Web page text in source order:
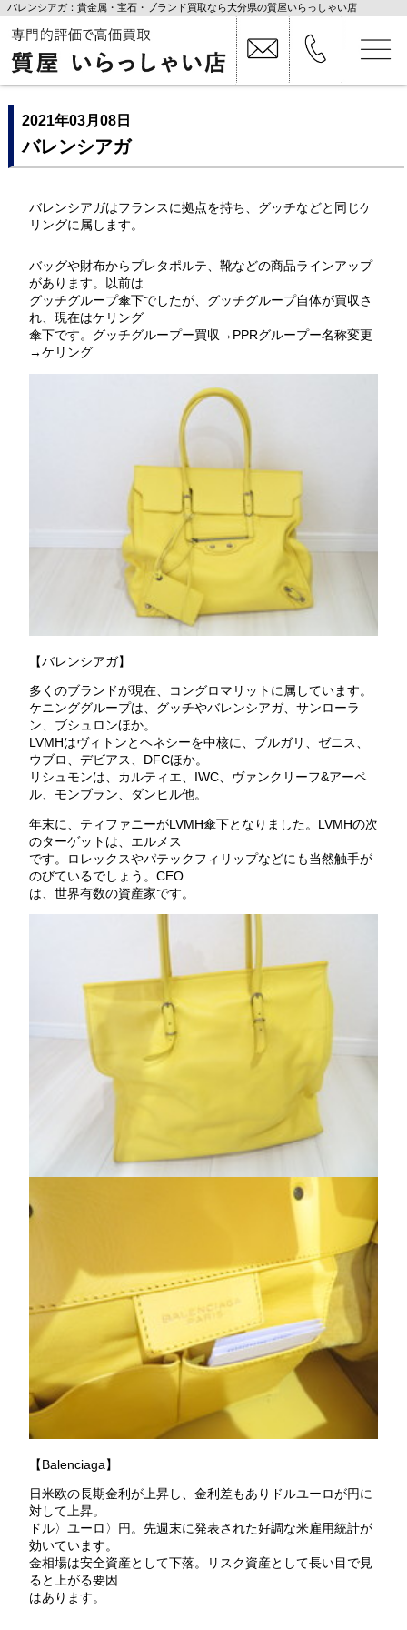
バレンシアガ：貴金属・宝石・ブランド買取なら大分県の質屋いらっしゃい店
2021年03月08日
バレンシアガ
バレンシアガはフランスに拠点を持ち、グッチなどと同じケ
リングに属します。
バッグや財布からプレタポルテ、靴などの商品ラインアップ
があります。以前は
グッチグループ傘下でしたが、グッチグループ自体が買収さ
れ、現在はケリング
傘下です。グッチグループー買収→PPRグループー名称変更
→ケリング
【バレンシアガ】
多くのブランドが現在、コングロマリットに属しています。
ケニンググループは、グッチやバレンシアガ、サンローラ
ン、ブシュロンほか。
LVMHはヴィトンとヘネシーを中核に、ブルガリ、ゼニス、
ウブロ、デビアス、DFCほか。
リシュモンは、カルティエ、IWC、ヴァンクリーフ&アーペ
ル、モンブラン、ダンヒル他。
年末に、ティファニーがLVMH傘下となりました。LVMHの次
のターゲットは、エルメス
です。ロレックスやパテックフィリップなどにも当然触手が
のびているでしょう。CEO
は、世界有数の資産家です。
【Balenciaga】
日米欧の長期金利が上昇し、金利差もありドルユーロが円に
対して上昇。
ドル〉ユーロ〉円。先週末に発表された好調な米雇用統計が
効いています。
金相場は安全資産として下落。リスク資産として長い目で見
ると上がる要因
はあります。